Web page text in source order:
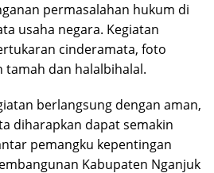
permasalahan hukum di
usaha negara. Kegiatan
cinderamata, foto
tamah dan halalbihalal.
berlangsung dengan aman,
diharapkan dapat semakin
pemangku kepentingan
Kabupaten Nganjuk